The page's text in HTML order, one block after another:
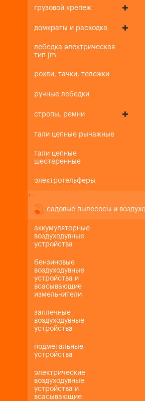
грузовой крепеж
домкраты и расходка
лебедка электрическая
тип jm
рохли, тачки, тележки
ручные лебедки
стропы, ремни
тали цепные рычажные
тали цепные
шестеренные
электротельферы
+-
садовые пылесосы и
аккумуляторные
воздуходувные
устройства
бензиновые
воздуходувные
устройства и
всасывающие
измельчители
заплечные
воздуходувные
устройства
подметальные
устройства
электрические
воздуходувные
устройства и
всасывающие